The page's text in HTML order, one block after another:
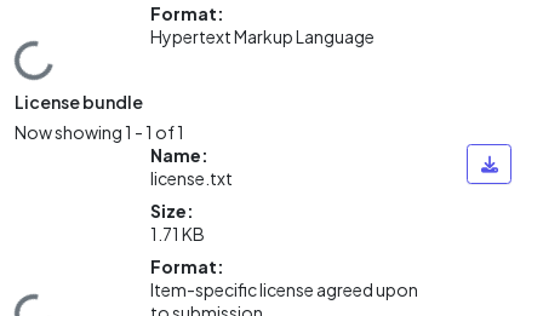
Loading...
Format:
Hypertext Markup Language
License bundle
Now showing1 - 1 of 1
Name:
license.txt
Size:
1.71 KB
Format:
Item-specific license agreed upon